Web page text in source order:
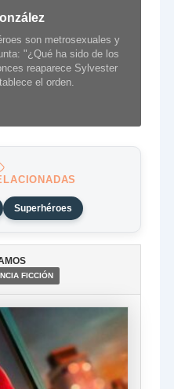
son metrosexuales y
"¿Qué ha sido de los
reaparece Sylvester
el orden.
Superhéroes
FICCIÓN